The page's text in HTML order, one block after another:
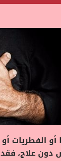
أو الفطريات
دون علاج،